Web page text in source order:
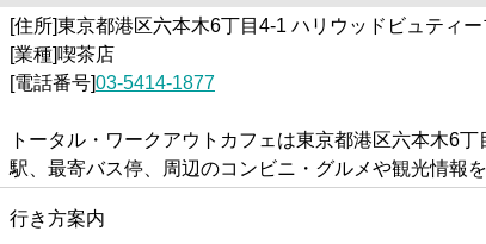
[住所]東京都港区六本木6丁目4-1 ハリウッドビュティ
[業種]喫茶店
[電話番号]03-5414-1877
トータル・ワークアウトカフェは東京都港区六本木6
駅、最寄バス停、周辺のコンビニ・グルメや観光情報
行き方案内